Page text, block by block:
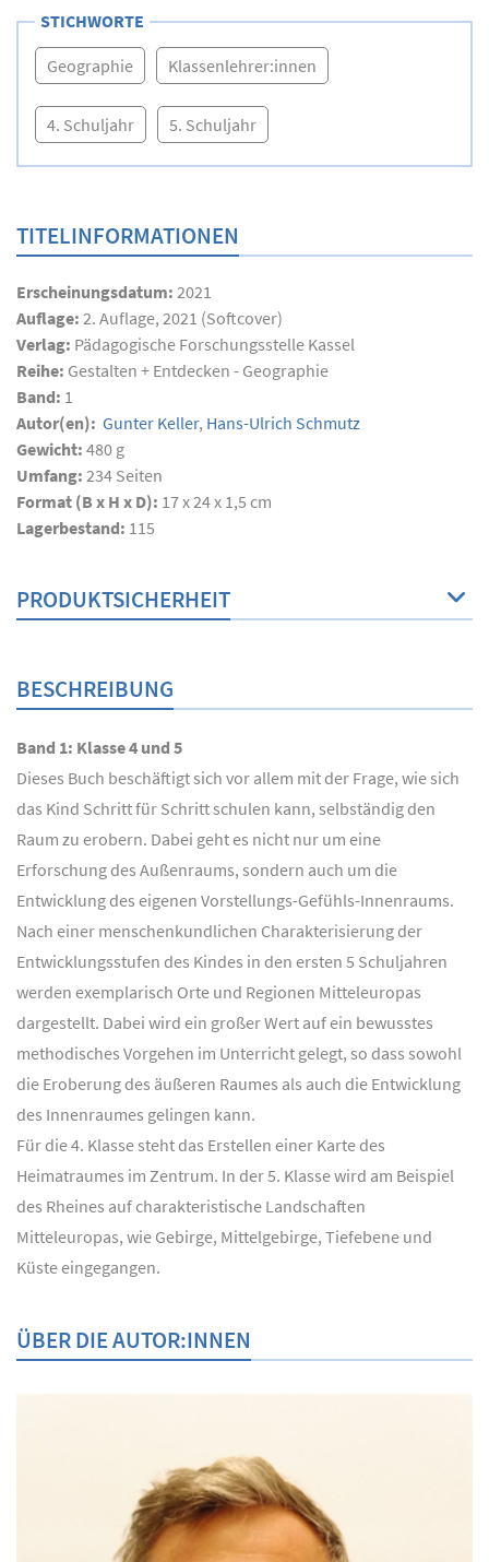
STICHWORTE
Geographie Klassenlehrer:innen
4. Schuljahr 5. Schuljahr
TITELINFORMATIONEN
Erscheinungsdatum: 2021
Auflage: 2. Auflage, 2021 (Softcover)
Verlag: Pädagogische Forschungsstelle Kassel
Reihe: Gestalten + Entdecken - Geographie
Band: 1
Autor(en): Gunter Keller, Hans-Ulrich Schmutz
Gewicht: 480 g
Umfang: 234 Seiten
Format (B x H x D): 17 x 24 x 1,5 cm
Lagerbestand: 115
PRODUKTSICHERHEIT
BESCHREIBUNG
Band 1: Klasse 4 und 5
Dieses Buch beschäftigt sich vor allem mit der Frage, wie sich
das Kind Schritt für Schritt schulen kann, selbständig den
Raum zu erobern. Dabei geht es nicht nur um eine
Erforschung des Außenraums, sondern auch um die
Entwicklung des eigenen Vorstellungs-Gefühls-Innenraums.
Nach einer menschenkundlichen Charakterisierung der
Entwicklungsstufen des Kindes in den ersten 5 Schuljahren
werden exemplarisch Orte und Regionen Mitteleuropas
dargestellt. Dabei wird ein großer Wert auf ein bewusstes
methodisches Vorgehen im Unterricht gelegt, so dass sowohl
die Eroberung des äußeren Raumes als auch die Entwicklung
des Innenraumes gelingen kann.
Für die 4. Klasse steht das Erstellen einer Karte des
Heimatraumes im Zentrum. In der 5. Klasse wird am Beispiel
des Rheines auf charakteristische Landschaften
Mitteleuropas, wie Gebirge, Mittelgebirge, Tiefebene und
Küste eingegangen.
ÜBER DIE AUTOR:INNEN